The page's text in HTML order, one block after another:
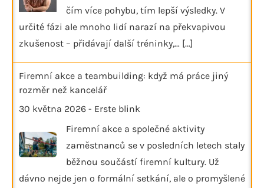
čím více pohybu, tím lepší výsledky. V
určité fázi ale mnoho lidí narazí na překvapivou
zkušenost – přidávají další tréninky,… [...]
Firemní akce a teambuilding: když má práce jiný
rozměr než kancelář
30 května 2026 - Erste blink
Firemní akce a společné aktivity
zaměstnanců se v posledních letech staly
běžnou součástí firemní kultury. Už
dávno nejde jen o formální setkání, ale o promyšlené